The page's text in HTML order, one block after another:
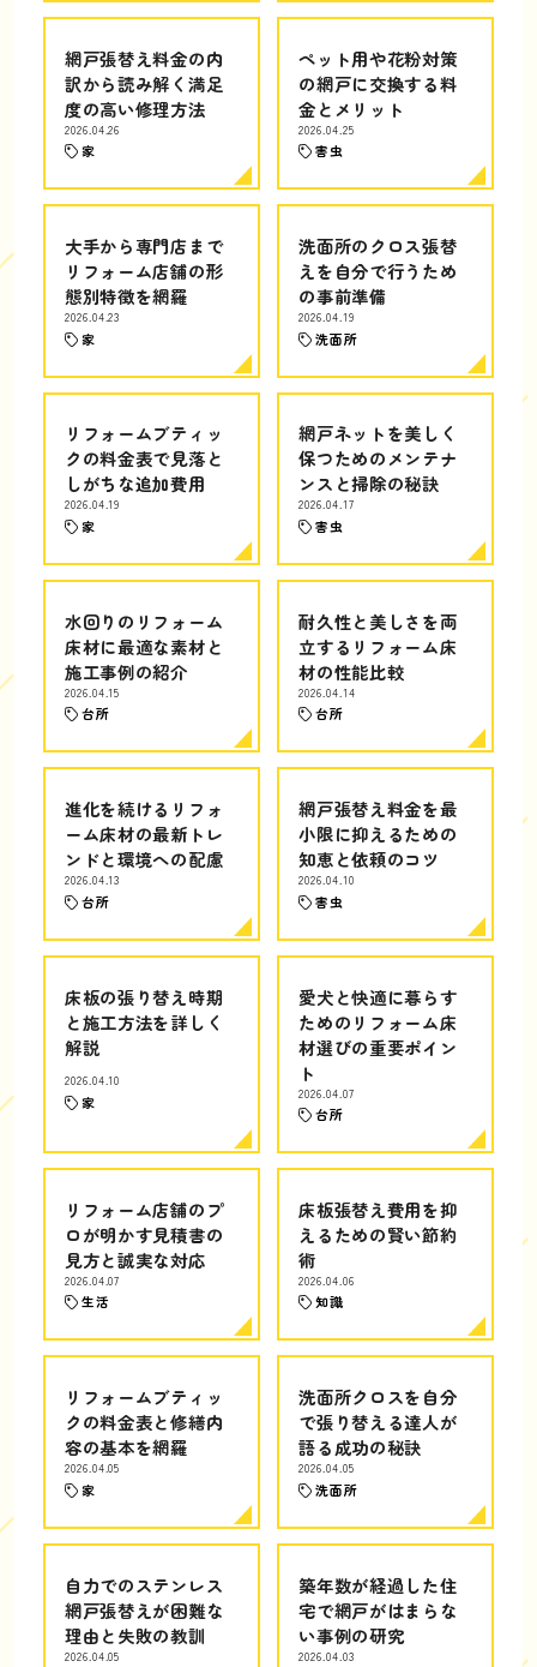
網戸張替え料金の内
訳から読み解く満足
度の高い修理方法
2026.04.26
家
ペット用や花粉対策
の網戸に交換する料
金とメリット
2026.04.25
害虫
大手から専門店まで
リフォーム店舗の形
態別特徴を網羅
2026.04.23
家
洗面所のクロス張替
えを自分で行うため
の事前準備
2026.04.19
洗面所
リフォームブティッ
クの料金表で見落と
しがちな追加費用
2026.04.19
家
網戸ネットを美しく
保つためのメンテナ
ンスと掃除の秘訣
2026.04.17
害虫
水回りのリフォーム
床材に最適な素材と
施工事例の紹介
2026.04.15
台所
耐久性と美しさを両
立するリフォーム床
材の性能比較
2026.04.14
台所
進化を続けるリフォ
ーム床材の最新トレ
ンドと環境への配慮
2026.04.13
台所
網戸張替え料金を最
小限に抑えるための
知恵と依頼のコツ
2026.04.10
害虫
床板の張り替え時期
と施工方法を詳しく
解説
2026.04.10
家
愛犬と快適に暮らす
ためのリフォーム床
材選びの重要ポイン
ト
2026.04.07
台所
リフォーム店舗のプ
ロが明かす見積書の
見方と誠実な対応
2026.04.07
生活
床板張替え費用を抑
えるための賢い節約
術
2026.04.06
知識
リフォームブティッ
クの料金表と修繕内
容の基本を網羅
2026.04.05
家
洗面所クロスを自分
で張り替える達人が
語る成功の秘訣
2026.04.05
洗面所
自力でのステンレス
網戸張替えが困難な
理由と失敗の教訓
2026.04.05
築年数が経過した住
宅で網戸がはまらな
い事例の研究
2026.04.03